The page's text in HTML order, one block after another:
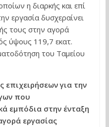
η διαρκής και επί
εργασία δυσχεραίνει
τους στην αγορά
ύψους 119,7 εκατ.
του Ταμείου
επιχειρήσεων για την
που
εμπόδια στην ένταξη
εργασίας